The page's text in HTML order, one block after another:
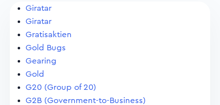
Giratar
Giratar
Gratisaktien
Gold Bugs
Gearing
Gold
G20 (Group of 20)
G2B (Government-to-Business)